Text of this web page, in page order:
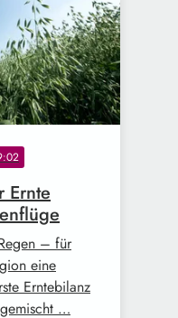
Ernte
– für
eine
Erntebilanz
…